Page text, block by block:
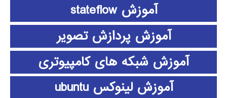
آموزش stateflow
آموزش پردازش تصویر
آموزش شبکه های کامپیوتری
آموزش لینوکس ubuntu